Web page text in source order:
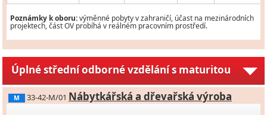
Poznámky k oboru:výměnné pobyty v zahraničí, účast na mezinárodních
projektech, část OV probíhá v reálném pracovním prostředí.
Úplné střední odborné vzdělání s maturitou
M 33-42-M/01 Nábytkářská a dřevařská výroba